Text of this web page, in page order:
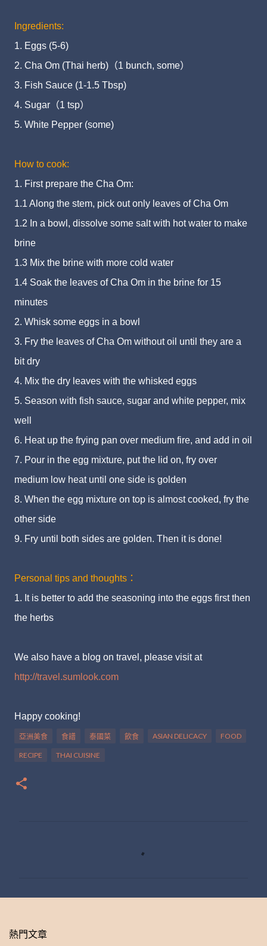
Ingredients:
1. Eggs (5-6)
2. Cha Om (Thai herb)（1 bunch, some）
3. Fish Sauce (1-1.5 Tbsp)
4. Sugar（1 tsp）
5. White Pepper (some)
How to cook:
1. First prepare the Cha Om:
1.1 Along the stem, pick out only leaves of Cha Om
1.2 In a bowl, dissolve some salt with hot water to make
brine
1.3 Mix the brine with more cold water
1.4 Soak the leaves of Cha Om in the brine for 15
minutes
2. Whisk some eggs in a bowl
3. Fry the leaves of Cha Om without oil until they are a
bit dry
4. Mix the dry leaves with the whisked eggs
5. Season with fish sauce, sugar and white pepper, mix
well
6. Heat up the frying pan over medium fire, and add in oil
7. Pour in the egg mixture, put the lid on, fry over
medium low heat until one side is golden
8. When the egg mixture on top is almost cooked, fry the
other side
9. Fry until both sides are golden. Then it is done!
Personal tips and thoughts：
1. It is better to add the seasoning into the eggs first then
the herbs
We also have a blog on travel, please visit at
http://travel.sumlook.com
Happy cooking!
亞洲美食 食譜 泰國菜 飲食 ASIAN DELICACY FOOD
RECIPE THAI CUISINE
熱門文章